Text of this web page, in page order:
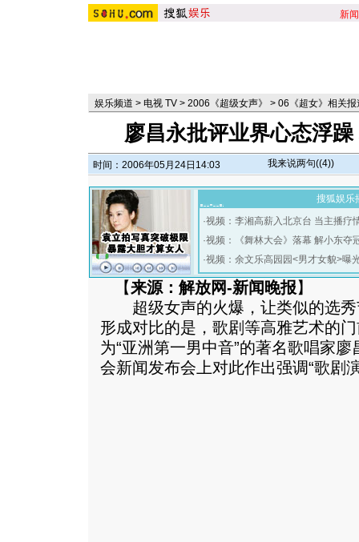
新闻
娱乐频道 > 电视 TV > 2006《超级女声》 > 06《超女》相关报
廖昌永批评业界心态浮
时间：2006年05月24日14:03 我来说两句((4))
搜狐娱乐
·视频：李湘高薪入北京台 当主播疗
·视频：《舞林大会》落幕 解小东夺
·视频：余文乐高园园<男才女貌>曝
【来源：解放网-新闻晚报】
超级女声的火爆，让类似的选秀
形成对比的是，歌剧等高雅艺术的
为“亚洲第一男中音”的著名歌唱家
会新闻发布会上对此作出强调“歌剧